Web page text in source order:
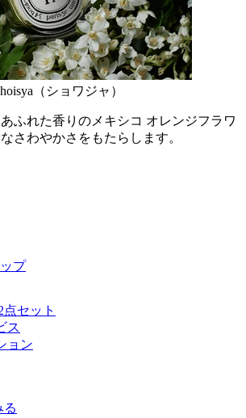
（ショワジャ）
ふれた香りのメキシコ オレンジフラワ
さわやかさをもたらします。
プ
セット
ス
ョン
る